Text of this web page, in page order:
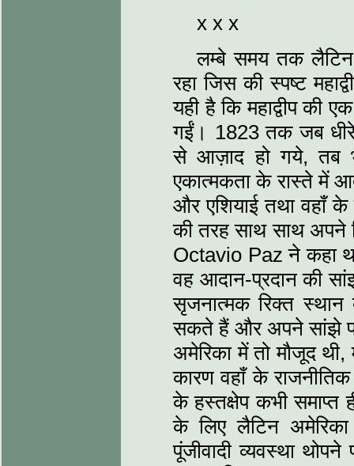
x x x
लम्बे समय तक लैटिन
रहा जिस की स्पष्ट
यही है कि महाद्वीप की
गईं। 1823 तक जब धीरे-
से आज़ाद हो गये, तब
एकात्मकता के रास्ते में
और एशियाई तथा वहाँ
की तरह साथ साथ अपने
Octavio Paz ने कहा
वह आदान-प्रदान की
सृजनात्मक रिक्त
सकते हैं और अपने सांझे
अमेरिका में तो मौजूद
कारण वहाँ के
के हस्तक्षेप कभी समाप्त
के लिए लैटिन
पूंजीवादी व्यवस्था